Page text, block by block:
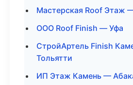
Мастерская Roof Этаж
ООО Roof Finish — Уфа
СтройАртель Finish
Тольятти
ИП Этаж Камень —